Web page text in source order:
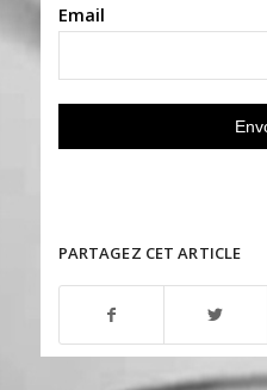
Email
PARTAGEZ CET ARTICLE